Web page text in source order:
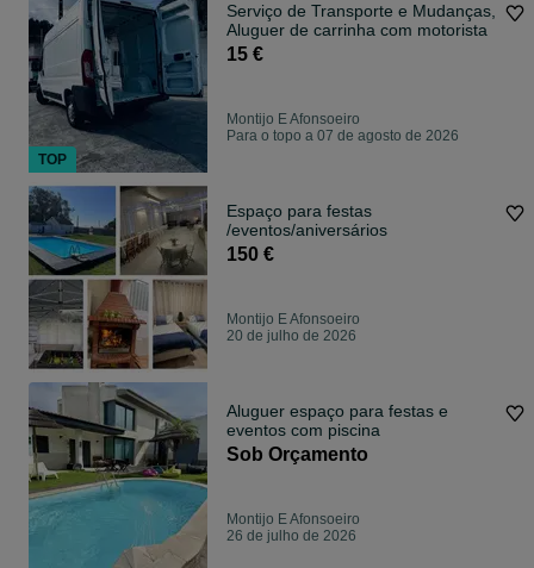
Serviço de Transporte e Mudanças,
Aluguer de carrinha com motorista
15 €
Montijo E Afonsoeiro
Para o topo a 07 de agosto de 2026
Espaço para festas
/eventos/aniversários
150 €
Montijo E Afonsoeiro
20 de julho de 2026
Aluguer espaço para festas e
eventos com piscina
Sob Orçamento
Montijo E Afonsoeiro
26 de julho de 2026
TOP